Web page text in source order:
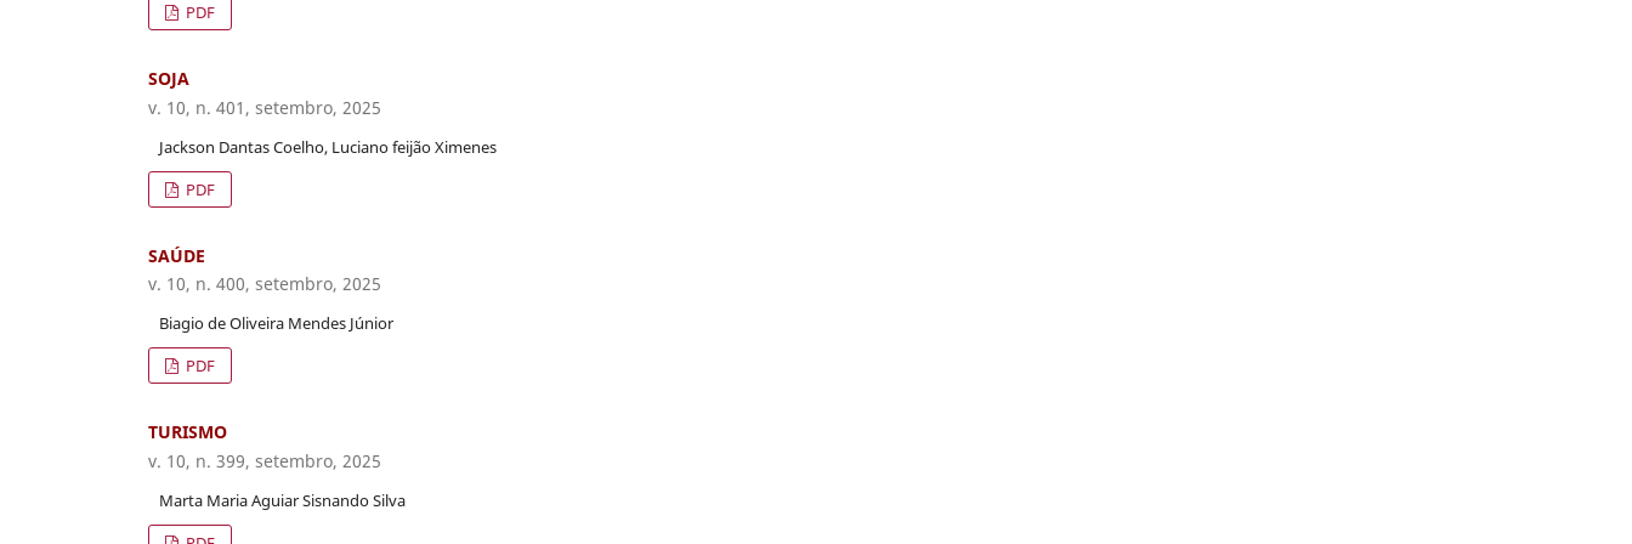
PDF
SOJA
v. 10, n. 401, setembro, 2025
Jackson Dantas Coelho, Luciano feijão Ximenes
PDF
SAÚDE
v. 10, n. 400, setembro, 2025
Biagio de Oliveira Mendes Júnior
PDF
TURISMO
v. 10, n. 399, setembro, 2025
Marta Maria Aguiar Sisnando Silva